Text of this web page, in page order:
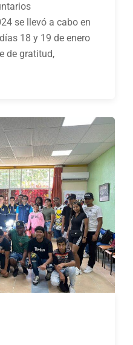
se llevó a cabo en
18 y 19 de enero
de gratitud,